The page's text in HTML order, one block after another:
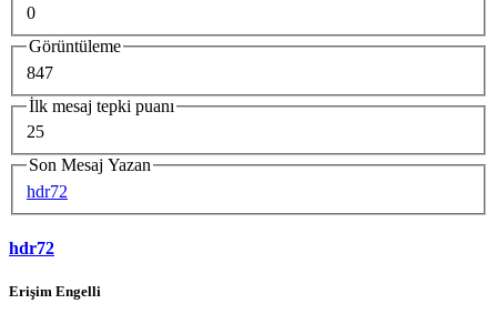
0
Görüntüleme
847
İlk mesaj tepki puanı
25
Son Mesaj Yazan
hdr72
hdr72
Erişim Engelli